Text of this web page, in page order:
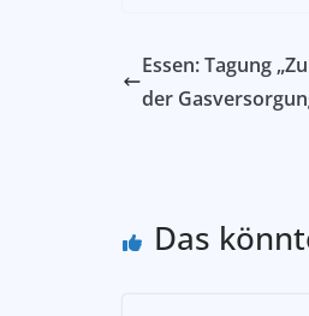
Essen: Tagung
der
Das